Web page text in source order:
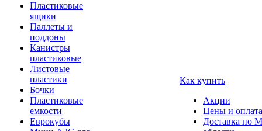
Пластиковые
ящики
Паллеты и
поддоны
Канистры
пластиковые
Листовые
пластики
Бочки
Пластиковые
емкости
Еврокубы
Как купить
Акции
Цены и оплата
Доставка по